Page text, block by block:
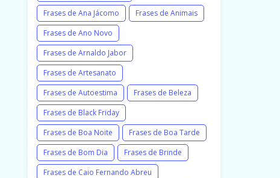
Frases de Ana Jácomo
Frases de Animais
Frases de Ano Novo
Frases de Arnaldo Jabor
Frases de Artesanato
Frases de Autoestima
Frases de Beleza
Frases de Black Friday
Frases de Boa Noite
Frases de Boa Tarde
Frases de Bom Dia
Frases de Brinde
Frases de Caio Fernando Abreu